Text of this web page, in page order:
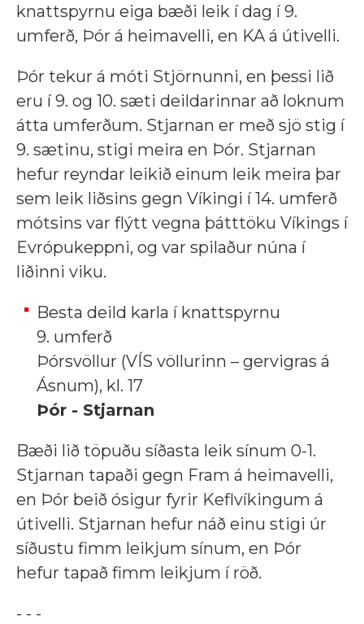
knattspyrnu eiga bæði leik í dag í 9.
umferð, Þór á heimavelli, en KA á útivelli.
Þór tekur á móti Stjörnunni, en þessi lið
eru í 9. og 10. sæti deildarinnar að loknum
átta umferðum. Stjarnan er með sjö stig í
9. sætinu, stigi meira en Þór. Stjarnan
hefur reyndar leikið einum leik meira þar
sem leik liðsins gegn Víkingi í 14. umferð
mótsins var flýtt vegna þátttöku Víkings í
Evrópukeppni, og var spilaður núna í
liðinni viku.
Besta deild karla í knattspyrnu
9. umferð
Þórsvöllur (VÍS völlurinn – gervigras á
Ásnum), kl. 17
Þór - Stjarnan
Bæði lið töpuðu síðasta leik sínum 0-1.
Stjarnan tapaði gegn Fram á heimavelli,
en Þór beið ósigur fyrir Keflvíkingum á
útivelli. Stjarnan hefur náð einu stigi úr
síðustu fimm leikjum sínum, en Þór
hefur tapað fimm leikjum í röð.
- - -